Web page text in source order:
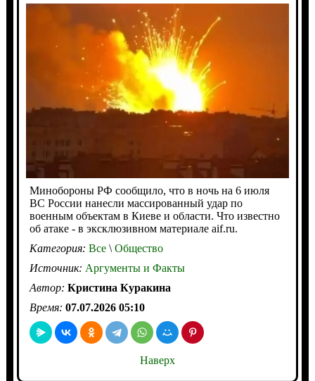
Минобороны РФ сообщило, что в ночь на 6 июля
ВС России нанесли массированный удар по
военным объектам в Киеве и области. Что известно
об атаке - в эксклюзивном материале aif.ru.
Категория: Все\Общество
Источник: Аргументы и Факты
Автор: Кристина Куракина
Время: 07.07.2026 05:10
Наверх